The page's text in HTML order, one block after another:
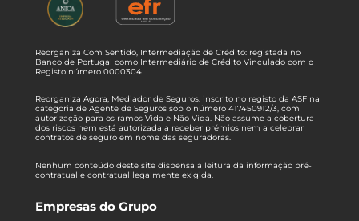
Reorganiza Com Sentido, Intermediação de Crédito: registada no
Banco de Portugal como Intermediário de Crédito Vinculado com o
Registo número 0000304.
Reorganiza Agora, Mediador de Seguros: inscrito no registo da ASF na
categoria de Agente de Seguros sob o número 417450912/3, com
autorização para os ramos Vida e Não Vida. Não assume a cobertura
dos riscos nem está autorizada a receber prémios nem a celebrar
contratos de seguro em nome das seguradoras.
Nenhum conteúdo deste site dispensa a leitura da informação pré-
contratual e contratual legalmente exigida.
Empresas do Grupo